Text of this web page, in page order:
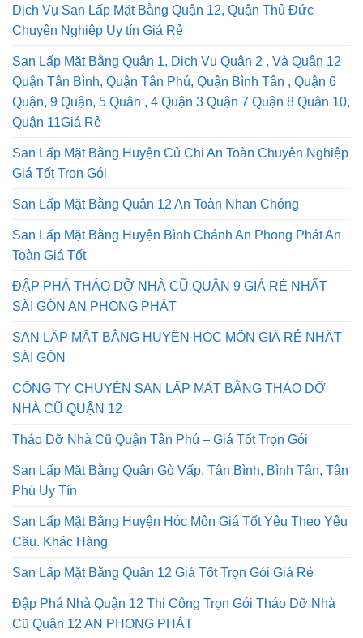
Dịch Vụ San Lấp Mặt Bằng Quận 12, Quận Thủ Đức
Chuyên Nghiệp Uy tín Giá Rẻ
San Lấp Mặt Bằng Quận 1, Dịch Vụ Quận 2 , Và Quận 12
Quận Tân Bình, Quận Tân Phú, Quận Bình Tân , Quận 6
Quận, 9 Quận, 5 Quận , 4 Quận 3 Quận 7 Quận 8 Quận 10,
Quận 11Giá Rẻ
San Lấp Mặt Bằng Huyện Củ Chi An Toàn Chuyên Nghiệp
Giá Tốt Trọn Gói
San Lấp Mặt Bằng Quận 12 An Toàn Nhan Chóng
San Lấp Mặt Bằng Huyện Bình Chánh An Phong Phát An
Toàn Giá Tốt
ĐẬP PHÁ THÁO DỠ NHÀ CŨ QUẬN 9 GIÁ RẺ NHẤT
SÀI GÒN AN PHONG PHÁT
SAN LẤP MẶT BẰNG HUYỆN HÓC MÔN GIÁ RẺ NHẤT
SÀI GÒN
CÔNG TY CHUYÊN SAN LẤP MẶT BẰNG THÁO DỠ
NHÀ CŨ QUẬN 12
Tháo Dỡ Nhà Cũ Quận Tân Phú – Giá Tốt Trọn Gói
San Lấp Mặt Bằng Quận Gò Vấp, Tân Bình, Bình Tân, Tân
Phú Uy Tín
San Lấp Mặt Bằng Huyện Hóc Môn Giá Tốt Yêu Theo Yêu
Cầu. Khác Hàng
San Lấp Mặt Bằng Quận 12 Giá Tốt Trọn Gói Giá Rẻ
Đập Phá Nhà Quận 12 Thi Công Trọn Gói Tháo Dỡ Nhà
Cũ Quận 12 AN PHONG PHÁT